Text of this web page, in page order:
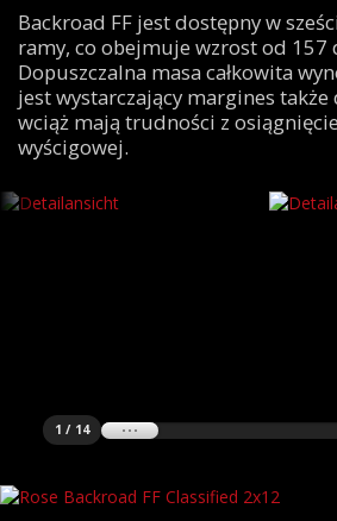
Backroad FF jest dostępny w
ramy, co obejmuje wzrost od 157
Dopuszczalna masa całkowita
jest wystarczający margines
wciąż mają trudności z
wyścigowej.
1 / 14